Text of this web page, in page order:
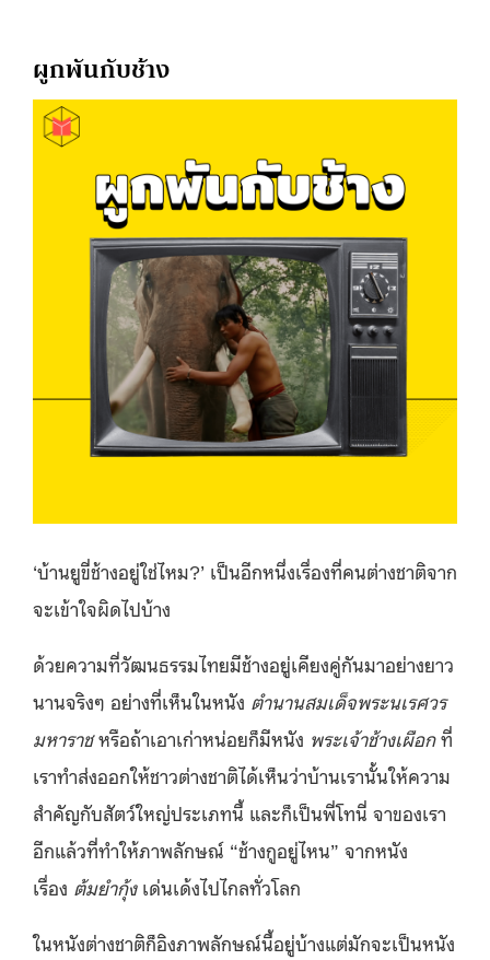
ผูกพันกับช้าง
‘บ้านยูขี่ช้างอยู่ใช่ไหม?’ เป็นอีกหนึ่งเรื่องที่คนต่างชาติจาก
จะเข้าใจผิดไปบ้าง
ด้วยความที่วัฒนธรรมไทยมีช้างอยู่เคียงคู่กันมาอย่างยาว
นานจริงๆ อย่างที่เห็นในหนัง ตำนานสมเด็จพระนเรศวร
มหาราชหรือถ้าเอาเก่าหน่อยก็มีหนัง พระเจ้าช้างเผือกที่
เราทำส่งออกให้ชาวต่างชาติได้เห็นว่าบ้านเรานั้นให้ความ
สำคัญกับสัตว์ใหญ่ประเภทนี้ และก็เป็นพี่โทนี่ จาของเรา
อีกแล้วที่ทำให้ภาพลักษณ์ “ช้างกูอยู่ไหน” จากหนัง
เรื่อง ต้มยำกุ้งเด่นเด้งไปไกลทั่วโลก
ในหนังต่างชาติก็อิงภาพลักษณ์นี้อยู่บ้างแต่มักจะเป็นหนัง